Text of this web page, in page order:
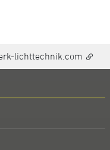
lichttechnik.com